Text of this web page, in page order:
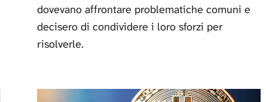
dovevano affrontare problematiche comuni e
decisero di condividere i loro sforzi per
risolverle.